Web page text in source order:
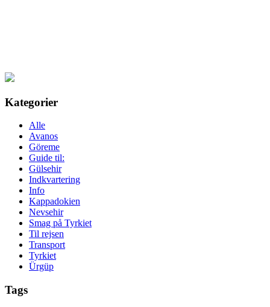
Kategorier
Alle
Avanos
Göreme
Guide til:
Gülsehir
Indkvartering
Info
Kappadokien
Nevsehir
Smag på Tyrkiet
Til rejsen
Transport
Tyrkiet
Ürgüp
Tags